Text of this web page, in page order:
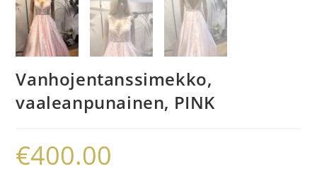
Vanhojentanssimekko,
vaaleanpunainen, PINK
€400.00